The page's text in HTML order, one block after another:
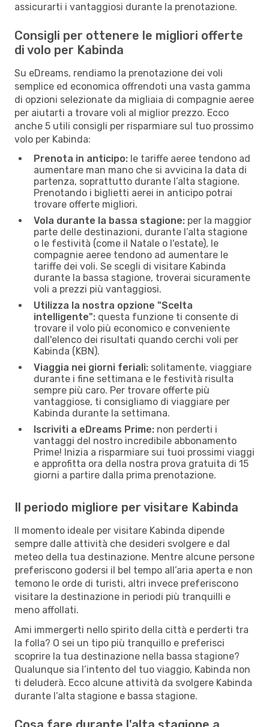
assicurarti i vantaggiosi durante la prenotazione.
Consigli per ottenere le migliori offerte
di volo per Kabinda
Su eDreams, rendiamo la prenotazione dei voli
semplice ed economica offrendoti una vasta gamma
di opzioni selezionate da migliaia di compagnie aeree
per aiutarti a trovare voli al miglior prezzo. Ecco
anche 5 utili consigli per risparmiare sul tuo prossimo
volo per Kabinda:
Prenota in anticipo: le tariffe aeree tendono ad
aumentare man mano che si avvicina la data di
partenza, soprattutto durante l’alta stagione.
Prenotando i biglietti aerei in anticipo potrai
trovare offerte migliori.
Vola durante la bassa stagione: per la maggior
parte delle destinazioni, durante l’alta stagione
o le festività (come il Natale o l'estate), le
compagnie aeree tendono ad aumentare le
tariffe dei voli. Se scegli di visitare Kabinda
durante la bassa stagione, troverai sicuramente
voli a prezzi più vantaggiosi.
Utilizza la nostra opzione "Scelta
intelligente": questa funzione ti consente di
trovare il volo più economico e conveniente
dall'elenco dei risultati quando cerchi voli per
Kabinda (KBN).
Viaggia nei giorni feriali: solitamente, viaggiare
durante i fine settimana e le festività risulta
sempre più caro. Per trovare offerte più
vantaggiose, ti consigliamo di viaggiare per
Kabinda durante la settimana.
Iscriviti a eDreams Prime: non perderti i
vantaggi del nostro incredibile abbonamento
Prime! Inizia a risparmiare sui tuoi prossimi viaggi
e approfitta ora della nostra prova gratuita di 15
giorni a partire dalla prima prenotazione.
Il periodo migliore per visitare Kabinda
Il momento ideale per visitare Kabinda dipende
sempre dalle attività che desideri svolgere e dal
meteo della tua destinazione. Mentre alcune persone
preferiscono godersi il bel tempo all’aria aperta e non
temono le orde di turisti, altri invece preferiscono
visitare la destinazione in periodi più tranquilli e
meno affollati.
Ami immergerti nello spirito della città e perderti tra
la folla? O sei un tipo più tranquillo e preferisci
scoprire la tua destinazione nella bassa stagione?
Qualunque sia l’intento del tuo viaggio, Kabinda non
ti deluderà. Ecco alcune attività da svolgere Kabinda
durante l’alta stagione e bassa stagione.